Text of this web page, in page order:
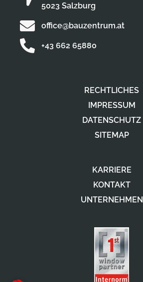
RECHTLICHES
IMPRESSUM
DATENSCHUTZ
SITEMAP
KARRIERE
KONTAKT
UNTERNEHMEN
5023 Salzburg
office@bauzentrum.at
+43 662 65880